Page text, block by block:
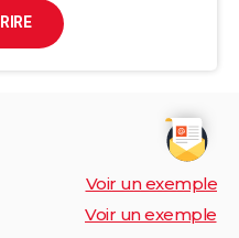
Voir un exemple
Voir un exemple